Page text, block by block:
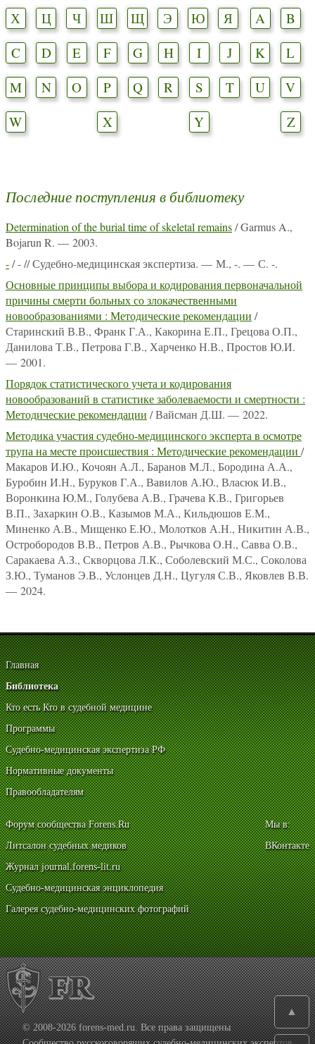
Х
Ц Ч Ш Щ Э Ю Я A
B
C
D E F G H I J K
L
M
N O P Q R S T U
V
W
X Y Z
Последние поступления в библиотеку
Determination of the burial time of skeletal remains/ Garmus A.,
Bojarun R. — 2003.
-/ - // Судебно-медицинская экспертиза. — М., -. — С. -.
Основные принципы выбора и кодирования первоначальной
причины смерти больных со злокачественными
новообразованиями : Методические рекомендации /
Старинский В.В., Франк Г.А., Какорина Е.П., Грецова О.П.,
Данилова Т.В., Петрова Г.В., Харченко Н.В., Простов Ю.И.
— 2001.
Порядок статистического учета и кодирования
новообразований в статистике заболеваемости и смертности :
Методические рекомендации / Вайсман Д.Ш. — 2022.
Методика участия судебно-медицинского эксперта в осмотре
трупа на месте происшествия : Методические рекомендации /
Макаров И.Ю., Кочоян А.Л., Баранов М.Л., Бородина А.А.,
Буробин И.Н., Буруков Г.А., Вавилов А.Ю., Власюк И.В.,
Воронкина Ю.М., Голубева А.В., Грачева К.В., Григорьев
В.П., Захаркин О.В., Казымов М.А., Кильдюшов Е.М.,
Миненко А.В., Мищенко Е.Ю., Молотков А.Н., Никитин А.В.,
Остробородов В.В., Петров А.В., Рычкова О.Н., Савва О.В.,
Саракаева А.З., Скворцова Л.К., Соболевский М.С., Соколова
З.Ю., Туманов Э.В., Услонцев Д.Н., Цугуля С.В., Яковлев В.В.
— 2024.
Главная
Библиотека
Кто есть Кто в судебной медицине
Программы
Судебно-медицинская экспертиза РФ
Нормативные документы
Правообладателям
Форум сообщества Forens.Ru
Литсалон судебных медиков
Журнал journal.forens-lit.ru
Судебно-медицинская энциклопедия
Галерея судебно-медицинских фотографий
Мы в:
ВКонтакте
© 2008-2026 forens-med.ru. Все права защищены
▲